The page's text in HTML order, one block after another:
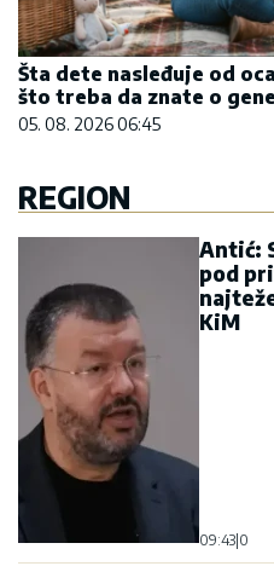
Šta dete nasleđuje od
što treba da znate o
05. 08. 2026 06:45
REGION
Antić:
pod
KiM
09:43 0